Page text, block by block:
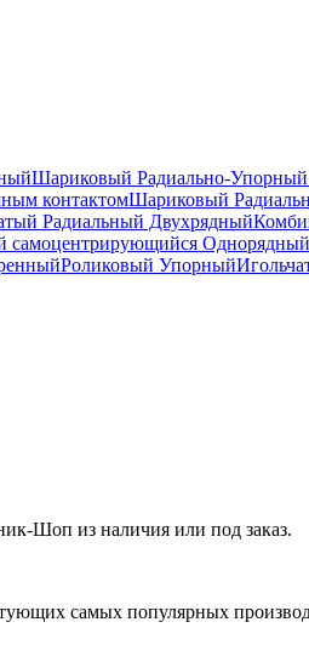
Шариковый Радиально-
контактомШариковый
Радиальный Двухрядный
самоцентрирующийся Однорядный
Роликовый Упорный
Шоп из наличия или под заказ.
самых популярных